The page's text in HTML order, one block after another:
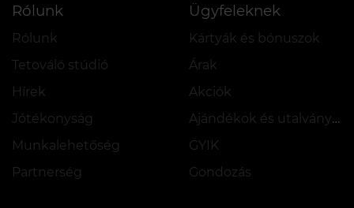
Rólunk
Rólunk
Tetováló stúdió
Hírek
Jótékonyság
Munkalehetőség
Partnerség
Ügyfeleknek
Kártyák és bónuszok
Árak
Akciók
Ajándékok és utalványok
GYIK
Gondozás